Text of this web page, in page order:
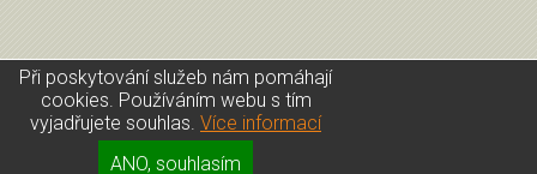
Kontakt|Přihlášení|GDPR
Při poskytování služeb nám pomáhají
cookies. Používáním webu s tím
vyjadřujete souhlas. Více informací
ANO, souhlasím